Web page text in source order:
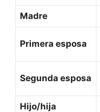
Madre
Primera esposa
Segunda esposa
Hijo/hija